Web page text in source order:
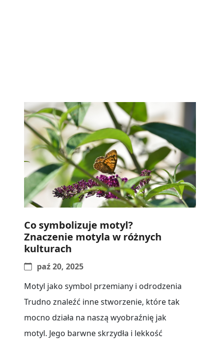
Co symbolizuje motyl?
Znaczenie motyla w różnych
kulturach
paź 20, 2025
Motyl jako symbol przemiany i odrodzenia
Trudno znaleźć inne stworzenie, które tak
mocno działa na naszą wyobraźnię jak
motyl. Jego barwne skrzydła i lekkość